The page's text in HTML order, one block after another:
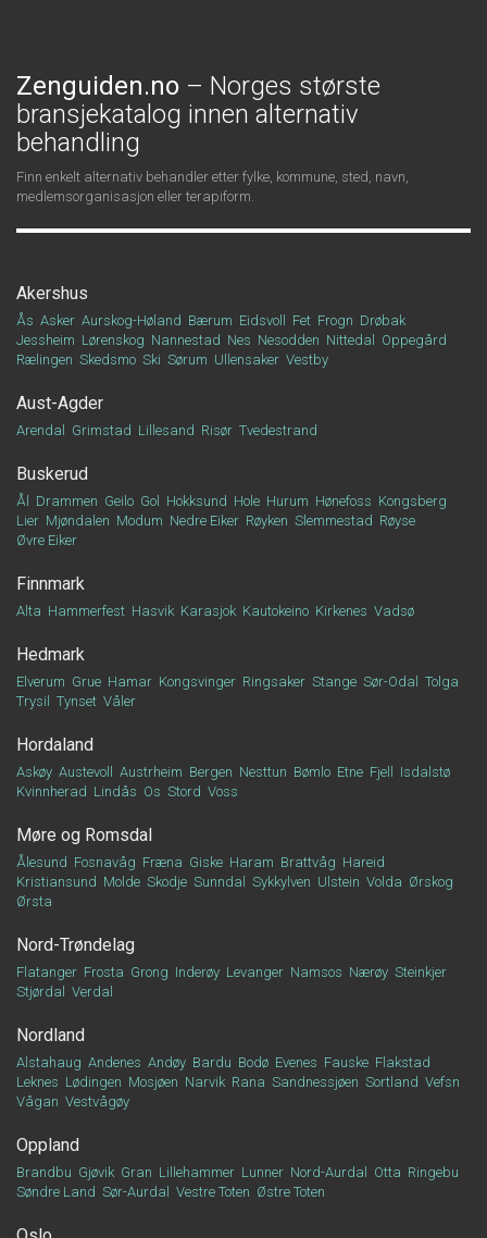
Zenguiden.no – Norges største
bransjekatalog innen alternativ
behandling
Finn enkelt alternativ behandler etter fylke, kommune, sted, navn,
medlemsorganisasjon eller terapiform.
Akershus
Ås Asker Aurskog-Høland Bærum Eidsvoll Fet Frogn Drøbak
Jessheim Lørenskog Nannestad Nes Nesodden Nittedal
Oppegård
Rælingen Skedsmo Ski Sørum Ullensaker Vestby
Aust-Agder
Arendal Grimstad Lillesand Risør Tvedestrand
Buskerud
Ål Drammen Geilo Gol Hokksund Hole Hurum Hønefoss Kongsberg
Lier Mjøndalen Modum Nedre Eiker Røyken Slemmestad Røyse
Øvre Eiker
Finnmark
Alta Hammerfest Hasvik Karasjok Kautokeino Kirkenes Vadsø
Hedmark
Elverum Grue Hamar Kongsvinger Ringsaker Stange Sør-Odal
Tolga
Trysil
Tynset Våler
Hordaland
Askøy Austevoll Austrheim Bergen Nesttun Bømlo Etne Fjell
Isdalstø
Kvinnherad Lindås Os Stord Voss
Møre og Romsdal
Ålesund Fosnavåg Fræna Giske Haram Brattvåg Hareid
Kristiansund Molde Skodje Sunndal Sykkylven Ulstein Volda Ørskog
Ørsta
Nord-Trøndelag
Flatanger Frosta Grong Inderøy Levanger Namsos Nærøy Steinkjer
Stjørdal
Verdal
Nordland
Alstahaug Andenes Andøy Bardu Bodø Evenes Fauske Flakstad
Leknes Lødingen Mosjøen Narvik Rana Sandnessjøen Sortland Vefsn
Vågan Vestvågøy
Oppland
Brandbu Gjøvik Gran Lillehammer Lunner Nord-Aurdal Otta Ringebu
Søndre Land Sør-Aurdal Vestre Toten Østre Toten